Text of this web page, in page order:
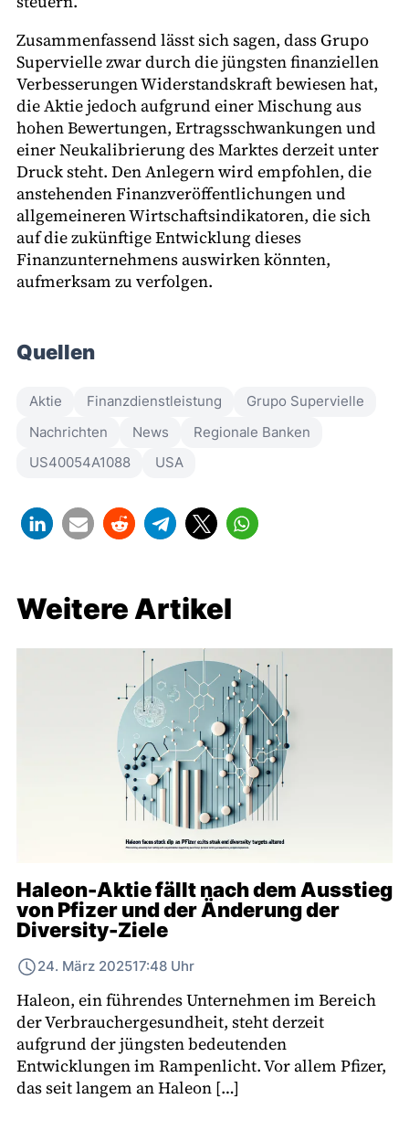
Zusammenfassend lässt sich sagen, dass Grupo
Supervielle zwar durch die jüngsten finanziellen
Verbesserungen Widerstandskraft bewiesen hat,
die Aktie jedoch aufgrund einer Mischung aus
hohen Bewertungen, Ertragsschwankungen und
einer Neukalibrierung des Marktes derzeit unter
Druck steht. Den Anlegern wird empfohlen, die
anstehenden Finanzveröffentlichungen und
allgemeineren Wirtschaftsindikatoren, die sich
auf die zukünftige Entwicklung dieses
Finanzunternehmens auswirken könnten,
aufmerksam zu verfolgen.
Quellen
Aktie Finanzdienstleistung
Grupo Supervielle
Nachrichten
News
Regionale Banken
US40054A1088
USA
Weitere Artikel
Haleon-Aktie fällt nach dem Ausstieg
von Pfizer und der Änderung der
Diversity-Ziele
24. März 202517:48 Uhr
Haleon, ein führendes Unternehmen im Bereich
der Verbrauchergesundheit, steht derzeit
aufgrund der jüngsten bedeutenden
Entwicklungen im Rampenlicht. Vor allem Pfizer,
das seit langem an Haleon […]